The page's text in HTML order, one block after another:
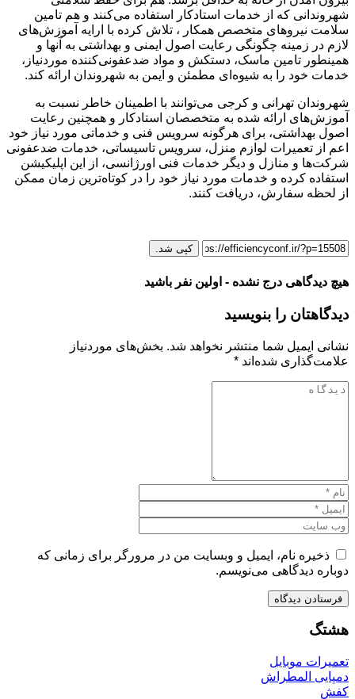
شهروندانی که از خدمات استادکار استفاده می‌کنند و هم تامین
سلامت نیروهای متخصص همکار ، تلاش کرده با ارایه آموزش‌های
لازم در زمینه چگونگی رعایت اصول ایمنی و بهداشتی به آنها و
همینطور تامین ماسک، دستکش و مواد ضدعفونی‌کننده موردنیاز،
خدمات خود را به شیوه‌ای مطمئن و ایمن به شهروندان ارائه کند.
شهروندان تهرانی و کرجی می‌توانند با اطمینان خاطر نسبت به
آموزش‌های ارائه شده به متخصصان استادکار و همچنین رعایت
اصول بهداشتی، برای هرگونه سرویس‌ فنی و خدماتی مورد نیاز خود
اعم از تعمیرات لوازم منزل، سرویس تاسیساتی، خدمات ضدعفونی
شرکت‌ها و منازل و دیگر خدمات فنی اورژانسی، از این اپلیکیشن
استفاده کرده و خدمات مورد نیاز خود را در کوتاه‌ترین زمان ممکن
از لحظه سفارش، دریافت کنند.
کپی شد.
هیچ دیدگاهی درج نشده - اولین نفر باشید
دیدگاهتان را بنویسید
نشانی ایمیل شما منتشر نخواهد شد. بخش‌های موردنیاز
علامت‌گذاری شده‌اند *
ذخیره نام، ایمیل و وبسایت من در مرورگر برای زمانی که
دوباره دیدگاهی می‌نویسم.
هشتگ
تعمیرات موبایل
دمپایی المطراش
کفش